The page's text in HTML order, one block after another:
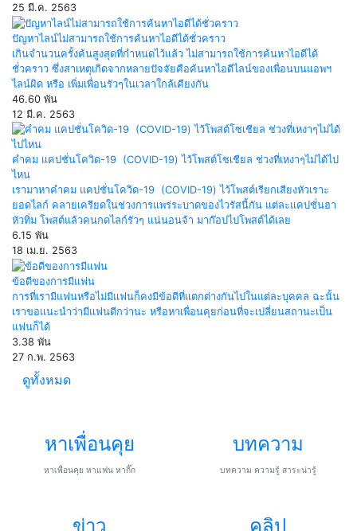
25 มี.ค. 2563
ปัญหาไลน์ไม่สามารถใช้การค้นหาไอดีได้ชั่วคราว
เกินจำนวนครั้งค้นสูงสุดที่กำหนดไว้แล้ว ไม่สามารถใช้การค้นหาไอดีได้
ชั่วคราว ซึ่งสาเหตุเกิดจากหลายปัจจัยคือค้นหาไอดีไลน์ของเพื่อนบนแอพฯ
ไลน์ผิด หรือ เพิ่มเพื่อนรัวๆในเวลาใกล้เคียงกัน
46.60 พัน
12 มี.ค. 2563
คำคม แคปชั่นโควิด-19 (COVID-19) ไว้โพสต์โซเชียล ช่วงที่เหงาๆไม่ได้ไป
ไหน
เรามาหาคำคม แคปชั่นโควิด-19 (COVID-19) ไว้โพสต์เรียกเสียงหัวเราะ
ยอดไลก์ คลายเครียดในช่วงการแพร่ระบาดของไวรัสนี้กัน แต่ละแคปชั่นฮา
หัวทิ่ม โพสต์แล้วคนกดไลก์รัวๆ แน่นอนจ้า มาก๊อปไปโพสต์ได้เลย
6.15 พัน
18 เม.ย. 2563
ข้อดีของการมีแฟน
การที่เรามีแฟนหรือไม่มีแฟนก็คงมีข้อดีที่แตกต่างกันไปในแต่ละบุคคล ฉะนั้น
เราขอแนะนำว่ามีแฟนดีกว่านะ หรือหาเพื่อนคุยก่อนที่จะเปลี่ยนสถานะเป็น
แฟนก็ได้
3.38 พัน
27 ก.พ. 2563
ดูทั้งหมด
หาเพื่อนคุย
หาเพื่อนคุย หาแฟน หากิ๊ก
บทความ
บทความ ความรู้ สาระน่ารู้
ข่าว คลิป